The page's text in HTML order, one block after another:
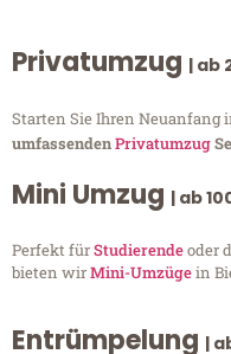
Privatumzug | ab
Starten Sie Ihren Neuanfang
umfassendenPrivatumzug
Mini Umzug | ab
Perfekt fürStudierendeoder
bieten wirMini-Umzügein
Entrümpelung |